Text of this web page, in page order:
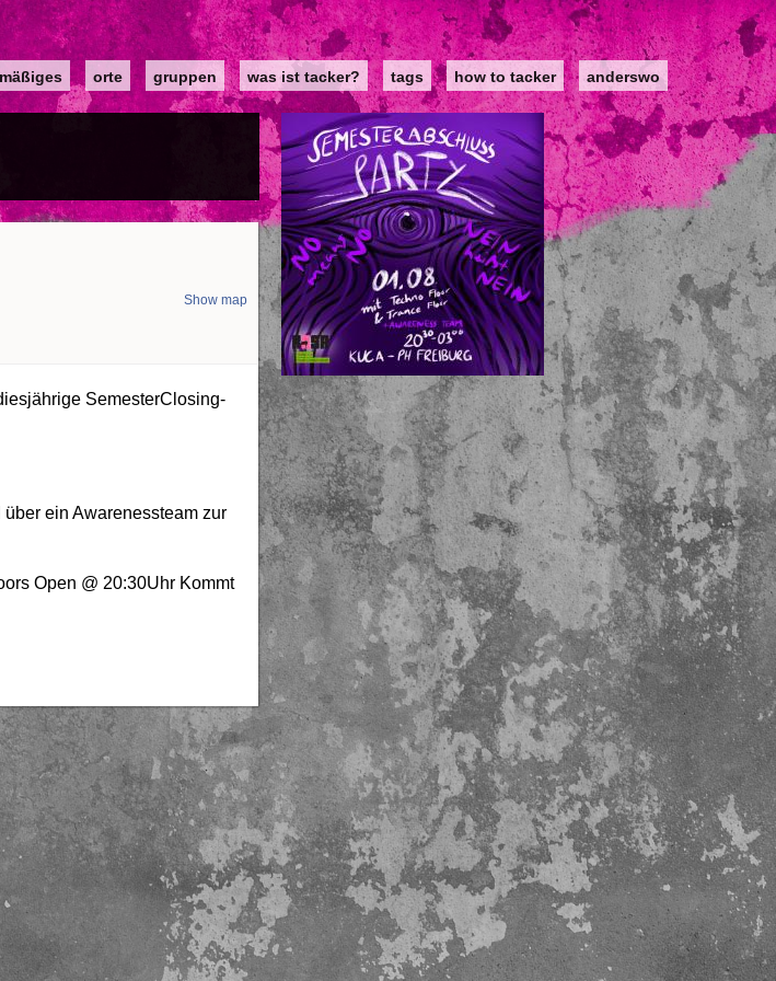
orte gruppen was ist tacker? tags how to tacker anderswo
Show map
SemesterClosing-
ein Awarenessteam zur
Open @ 20:30Uhr Kommt